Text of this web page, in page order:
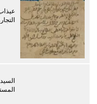
التجارة